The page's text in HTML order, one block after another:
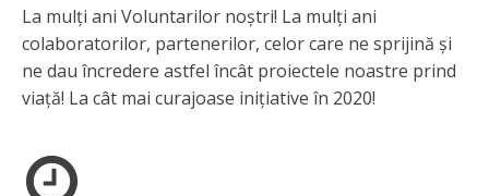
La mulți ani Voluntarilor noștri! La mulți ani
colaboratorilor, partenerilor, celor care ne sprijină și
ne dau încredere astfel încât proiectele noastre prind
viață! La cât mai curajoase inițiative în 2020!